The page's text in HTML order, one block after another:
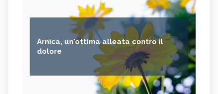
Arnica, un'ottima alleata contro il
dolore